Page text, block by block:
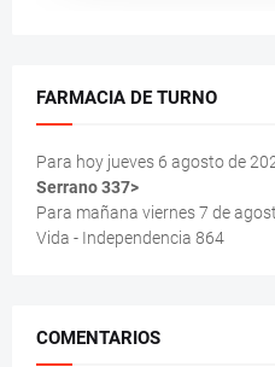
FARMACIA DE TURNO
Para hoy jueves 6 agosto de
Serrano 337>
Para mañana viernes 7 de
Vida - Independencia 864
COMENTARIOS